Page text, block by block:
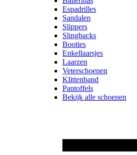
Espadrilles
Sandalen
Slippers
Slingbacks
Booties
Enkellaarsjes
Laarzen
Veterschoenen
Klittenband
Pantoffels
Bekijk alle schoenen